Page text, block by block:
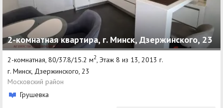
2-комнатная квартира, г. Минск, Дзержинского, 23
2-комнатная, 80/37.8/15.2 м2 , Этаж 8 из 13, 2013 г.
г. Минск, Дзержинского, 23
Московский район
Грушевка